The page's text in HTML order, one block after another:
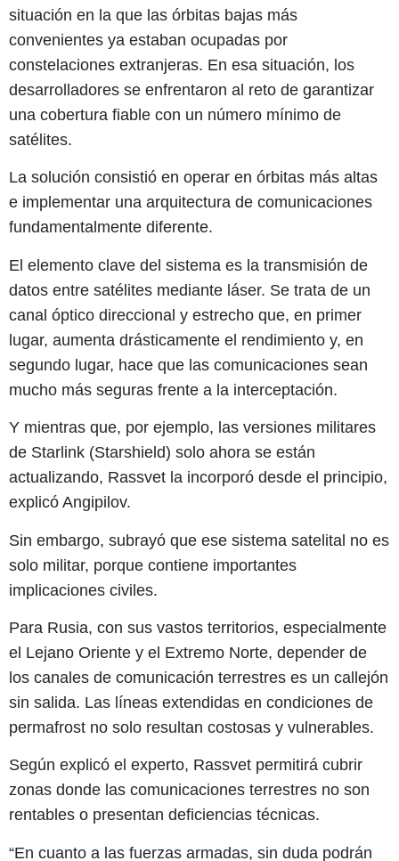
situación en la que las órbitas bajas más
convenientes ya estaban ocupadas por
constelaciones extranjeras. En esa situación, los
desarrolladores se enfrentaron al reto de garantizar
una cobertura fiable con un número mínimo de
satélites.
La solución consistió en operar en órbitas más altas
e implementar una arquitectura de comunicaciones
fundamentalmente diferente.
El elemento clave del sistema es la transmisión de
datos entre satélites mediante láser. Se trata de un
canal óptico direccional y estrecho que, en primer
lugar, aumenta drásticamente el rendimiento y, en
segundo lugar, hace que las comunicaciones sean
mucho más seguras frente a la interceptación.
Y mientras que, por ejemplo, las versiones militares
de Starlink (Starshield) solo ahora se están
actualizando, Rassvet la incorporó desde el principio,
explicó Angipilov.
Sin embargo, subrayó que ese sistema satelital no es
solo militar, porque contiene importantes
implicaciones civiles.
Para Rusia, con sus vastos territorios, especialmente
el Lejano Oriente y el Extremo Norte, depender de
los canales de comunicación terrestres es un callejón
sin salida. Las líneas extendidas en condiciones de
permafrost no solo resultan costosas y vulnerables.
Según explicó el experto, Rassvet permitirá cubrir
zonas donde las comunicaciones terrestres no son
rentables o presentan deficiencias técnicas.
“En cuanto a las fuerzas armadas, sin duda podrán